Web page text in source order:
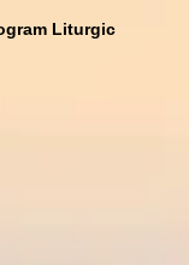
Liturgic